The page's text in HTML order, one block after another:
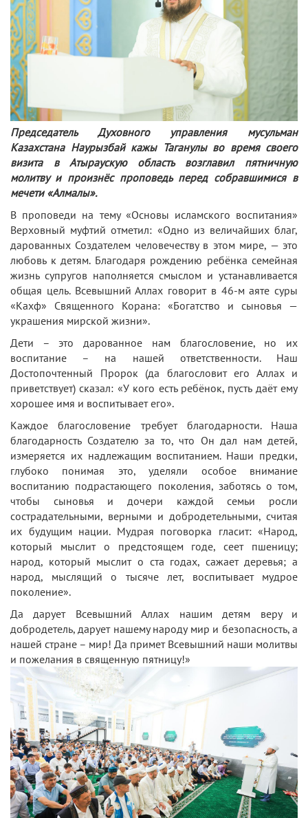
Председатель Духовного управления мусульман
Казахстана Наурызбай кажы Таганулы во время своего
визита в Атыраускую область возглавил пятничную
молитву и произнёс проповедь перед собравшимися в
мечети «Алмалы».
В проповеди на тему «Основы исламского воспитания»
Верховный муфтий отметил: «Одно из величайших благ,
дарованных Создателем человечеству в этом мире, — это
любовь к детям. Благодаря рождению ребёнка семейная
жизнь супругов наполняется смыслом и устанавливается
общая цель. Всевышний Аллах говорит в 46-м аяте суры
«Кахф» Священного Корана: «Богатство и сыновья —
украшения мирской жизни».
Дети – это дарованное нам благословение, но их
воспитание – на нашей ответственности. Наш
Достопочтенный Пророк (да благословит его Аллах и
приветствует) сказал: «У кого есть ребёнок, пусть даёт ему
хорошее имя и воспитывает его».
Каждое благословение требует благодарности. Наша
благодарность Создателю за то, что Он дал нам детей,
измеряется их надлежащим воспитанием. Наши предки,
глубоко понимая это, уделяли особое внимание
воспитанию подрастающего поколения, заботясь о том,
чтобы сыновья и дочери каждой семьи росли
сострадательными, верными и добродетельными, считая
их будущим нации. Мудрая поговорка гласит: «Народ,
который мыслит о предстоящем годе, сеет пшеницу;
народ, который мыслит о ста годах, сажает деревья; а
народ, мыслящий о тысяче лет, воспитывает мудрое
поколение».
Да дарует Всевышний Аллах нашим детям веру и
добродетель, дарует нашему народу мир и безопасность, а
нашей стране – мир! Да примет Всевышний наши молитвы
и пожелания в священную пятницу!»